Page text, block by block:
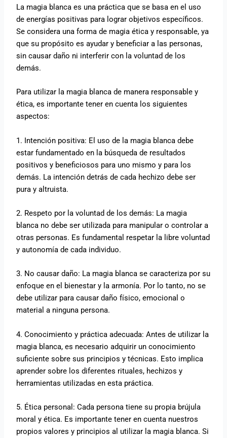
La magia blanca es una práctica que se basa en el uso
de energías positivas para lograr objetivos específicos.
Se considera una forma de magia ética y responsable, ya
que su propósito es ayudar y beneficiar a las personas,
sin causar daño ni interferir con la voluntad de los
demás.
Para utilizar la magia blanca de manera responsable y
ética, es importante tener en cuenta los siguientes
aspectos:
1. Intención positiva: El uso de la magia blanca debe
estar fundamentado en la búsqueda de resultados
positivos y beneficiosos para uno mismo y para los
demás. La intención detrás de cada hechizo debe ser
pura y altruista.
2. Respeto por la voluntad de los demás: La magia
blanca no debe ser utilizada para manipular o controlar a
otras personas. Es fundamental respetar la libre voluntad
y autonomía de cada individuo.
3. No causar daño: La magia blanca se caracteriza por su
enfoque en el bienestar y la armonía. Por lo tanto, no se
debe utilizar para causar daño físico, emocional o
material a ninguna persona.
4. Conocimiento y práctica adecuada: Antes de utilizar la
magia blanca, es necesario adquirir un conocimiento
suficiente sobre sus principios y técnicas. Esto implica
aprender sobre los diferentes rituales, hechizos y
herramientas utilizadas en esta práctica.
5. Ética personal: Cada persona tiene su propia brújula
moral y ética. Es importante tener en cuenta nuestros
propios valores y principios al utilizar la magia blanca. Si